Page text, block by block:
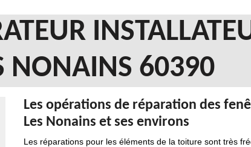
NONAINS 60390
Les opérations de réparation des
Les Nonains et ses environs
Les réparations pour les éléments de la toiture sont très